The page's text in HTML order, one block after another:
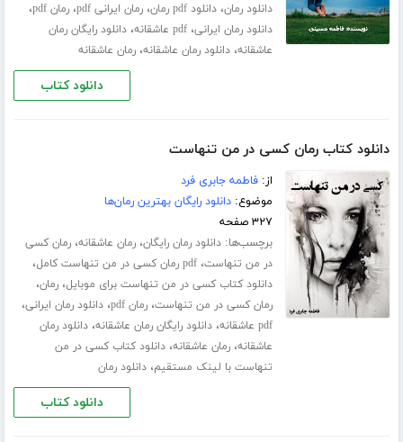
دانلود رمان،دانلود pdf رمان ،رمان ایرانی pdf ،رمان pdf ،
دانلود رمان ایرانی،pdf عاشقانه ،دانلود رایگان رمان
عاشقانه،دانلود رمان عاشقانه،رمان عاشقانه
دانلود کتاب
دانلود کتاب رمان کسی در من تنهاست
از:فاطمه جابری فرد
موضوع:دانلود رایگان بهترین رمان‌ها
۳۲۷ صفحه
برچسب‌ها:دانلود رمان رایگان،رمان عاشقانه،رمان کسی
در من تنهاست،pdf رمان کسی در من تنهاست کامل ،
دانلود کتاب کسی در من تنهاست برای موبایل،رمان،
رمان کسی در من تنهاست،رمان pdf ،دانلود رمان ایرانی،
pdf عاشقانه ،دانلود رایگان رمان عاشقانه،دانلود رمان
عاشقانه،رمان عاشقانه،دانلود کتاب کسی در من
تنهاست با لینک مستقیم،دانلود رمان
دانلود کتاب